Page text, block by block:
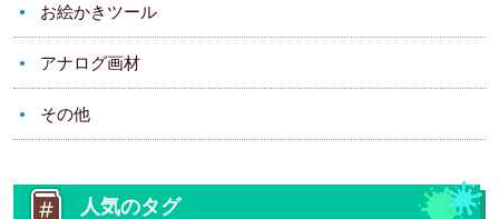
お絵かきツール
アナログ画材
その他
人気のタグ